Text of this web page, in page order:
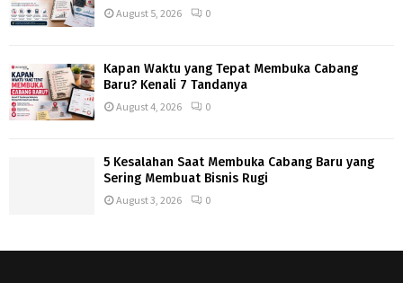
August 5, 2026 0
Kapan Waktu yang Tepat Membuka Cabang
Baru? Kenali 7 Tandanya
August 4, 2026 0
5 Kesalahan Saat Membuka Cabang Baru yang
Sering Membuat Bisnis Rugi
August 3, 2026 0